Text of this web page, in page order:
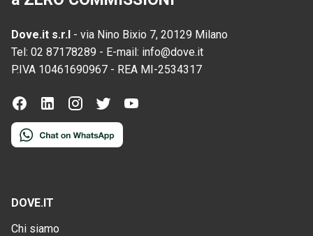
Dove.it s.r.l - via Nino Bixio 7, 20129 Milano
Tel: 02 87178289 - E-mail: info@dove.it
P.IVA 10461690967 - REA MI-2534317
DOVE.IT
Chi siamo